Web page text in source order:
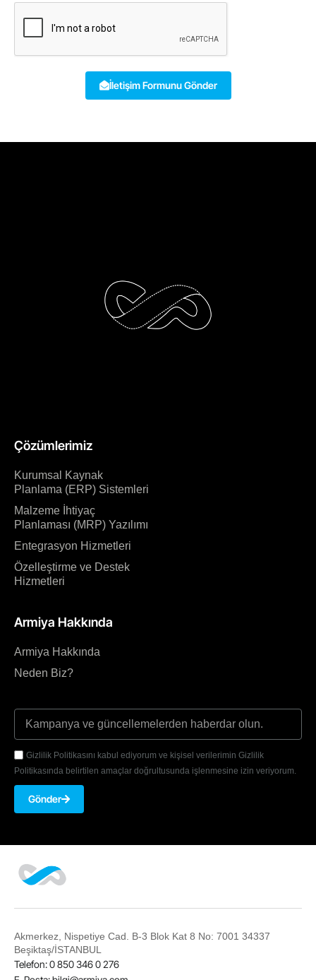
İletişim Formunu Gönder
Çözümlerimiz
Kurumsal Kaynak
Planlama (ERP) Sistemleri
Malzeme İhtiyaç
Planlaması (MRP) Yazılımı
Entegrasyon Hizmetleri
Özelleştirme ve Destek
Hizmetleri
Armiya Hakkında
Armiya Hakkında
Neden Biz?
Gizlilik Politikasını kabul ediyorum ve kişisel verilerimin Gizlilik
Politikasında belirtilen amaçlar doğrultusunda işlenmesine izin veriyorum.
Gönder
Akmerkez, Nispetiye Cad. B-3 Blok Kat 8 No: 7001 34337
Beşiktaş/İSTANBUL
Telefon: 0 850 346 0 276